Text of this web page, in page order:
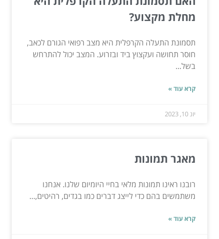
מחלת מקצוע?
תסמונת התעלה הקרפלית היא מצב רפואי הגורם לכאב,
חוסר תחושה ועקצוץ ביד ובזרוע. המצב יכול להתרחש
בשל...
קרא עוד »
יונ 10, 2023
מאגר תמונות
רובנו ראינו תמונות מלאי בחיי היומיום שלנו. אנחנו
משתמשים בהם כדי לייצג דברים כמו בגדים, רהיטים,...
קרא עוד »